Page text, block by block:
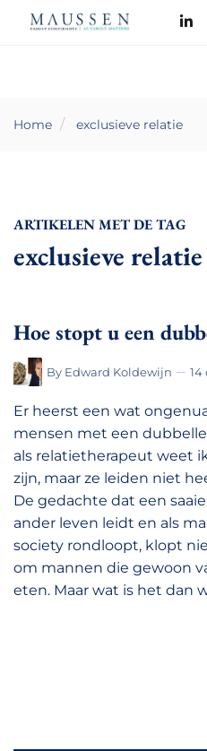
Home exclusieve relatie
ARTIKELEN MET DE TAG
exclusieve relatie
Hoe stopt u een
By Edward Koldewijn 14
Er heerst een wat
mensen met een
als relatietherapeut weet
zijn, maar ze leiden niet
De gedachte dat een
ander leven leidt en als
society rondloopt, klopt
om mannen die gewoon
eten. Maar wat is het dan